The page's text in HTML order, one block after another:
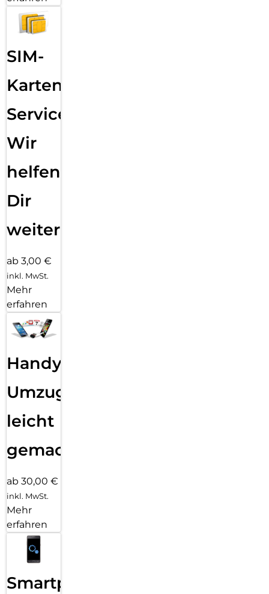
SIM-
Karten
Service:
Wir
helfen
Dir
weiter
ab 3,00 €
inkl. MwSt.
Mehr
erfahren
Handy
Umzug
leicht
gemacht!
ab 30,00 €
inkl. MwSt.
Mehr
erfahren
Smartphone